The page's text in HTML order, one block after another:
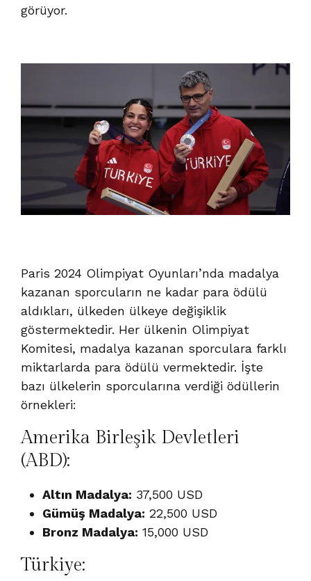
görüyor.
Paris 2024 Olimpiyat Oyunları’nda madalya
kazanan sporcuların ne kadar para ödülü
aldıkları, ülkeden ülkeye değişiklik
göstermektedir. Her ülkenin Olimpiyat
Komitesi, madalya kazanan sporculara farklı
miktarlarda para ödülü vermektedir. İşte
bazı ülkelerin sporcularına verdiği ödüllerin
örnekleri:
Amerika Birleşik Devletleri
(ABD):
Altın Madalya: 37,500 USD
Gümüş Madalya: 22,500 USD
Bronz Madalya: 15,000 USD
Türkiye: